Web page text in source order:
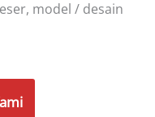
model / desain